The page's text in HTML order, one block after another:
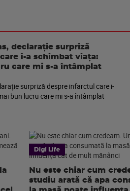
declarație surpriză
i-a schimbat viața:
care mi s-a întâmplat
surpriză despre infarctul care i-
bun lucru care mi s-a întâmplat
Digi Life
Nu este chiar cum
studiu arată că apa